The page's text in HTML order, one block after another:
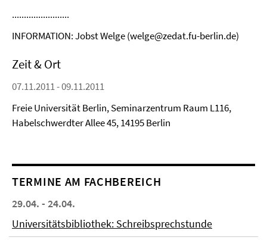
........................
INFORMATION: Jobst Welge (welge@zedat.fu-berlin.de)
Zeit & Ort
07.11.2011 - 09.11.2011
Freie Universität Berlin, Seminarzentrum Raum L116,
Habelschwerdter Allee 45, 14195 Berlin
TERMINE AM FACHBEREICH
29.04. - 24.04.
Universitätsbibliothek: Schreibsprechstunde